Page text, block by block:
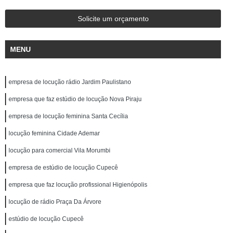
Solicite um orçamento
MENU
empresa de locução rádio Jardim Paulistano
empresa que faz estúdio de locução Nova Piraju
empresa de locução feminina Santa Cecília
locução feminina Cidade Ademar
locução para comercial Vila Morumbi
empresa de estúdio de locução Cupecê
empresa que faz locução profissional Higienópolis
locução de rádio Praça Da Árvore
estúdio de locução Cupecê